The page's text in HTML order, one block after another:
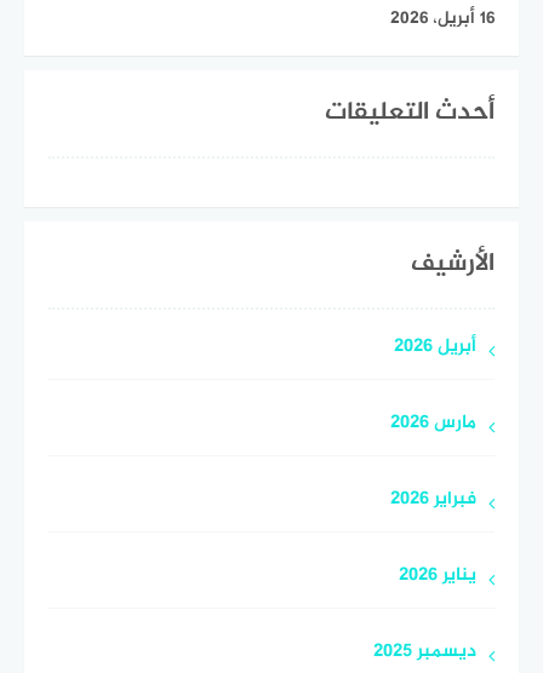
16 أبريل، 2026
أحدث التعليقات
الأرشيف
أبريل 2026
مارس 2026
فبراير 2026
يناير 2026
ديسمبر 2025